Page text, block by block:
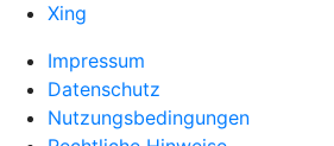
Xing
Impressum
Datenschutz
Nutzungsbedingungen